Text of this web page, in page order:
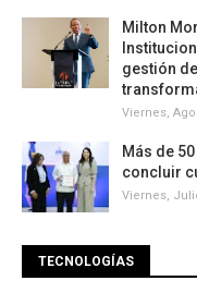
Milton
gestión
Viernes,
Más de
concluir
Viernes,
TECNOLOGÍAS